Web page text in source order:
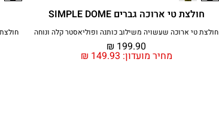
חולצת טי ארוכה גברים SIMPLE DOME
חולצת טי ארוכה שעשויה משילוב כותנה ופוליאסטר קלה ונוחה
מחיר מועדון: ₪ 149.93
₪ 199.90